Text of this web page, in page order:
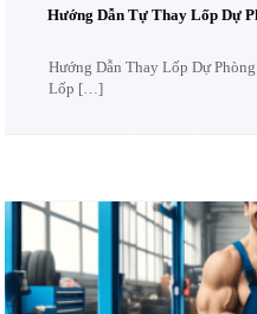
Hướng Dẫn Tự Thay Lốp Dự
Hướng Dẫn Thay Lốp Dự
Lốp […]